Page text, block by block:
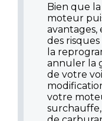
Bien que
moteur
des
la
annuler la
de votre
votre